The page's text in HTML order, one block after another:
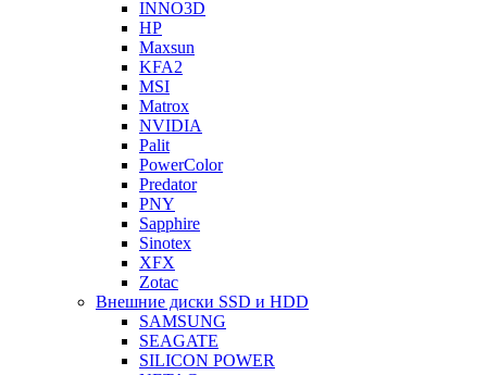
INNO3D
HP
Maxsun
KFA2
MSI
Matrox
NVIDIA
Palit
PowerColor
Predator
PNY
Sapphire
Sinotex
XFX
Zotac
Внешние диски SSD и HDD
SAMSUNG
SEAGATE
SILICON POWER